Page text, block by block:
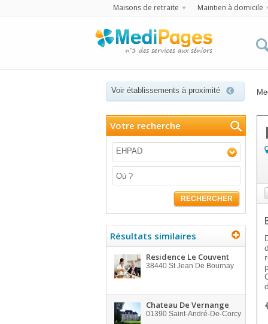
Maisons de retraite Maintien à domicile
Voir établissements à proximité
Votre recherche
EHPAD
RECHERCHER
Résultats similaires
Residence Le Couvent
38440 St Jean De Bournay
Chateau De Vernange
01390 Saint-André-De-Corcy